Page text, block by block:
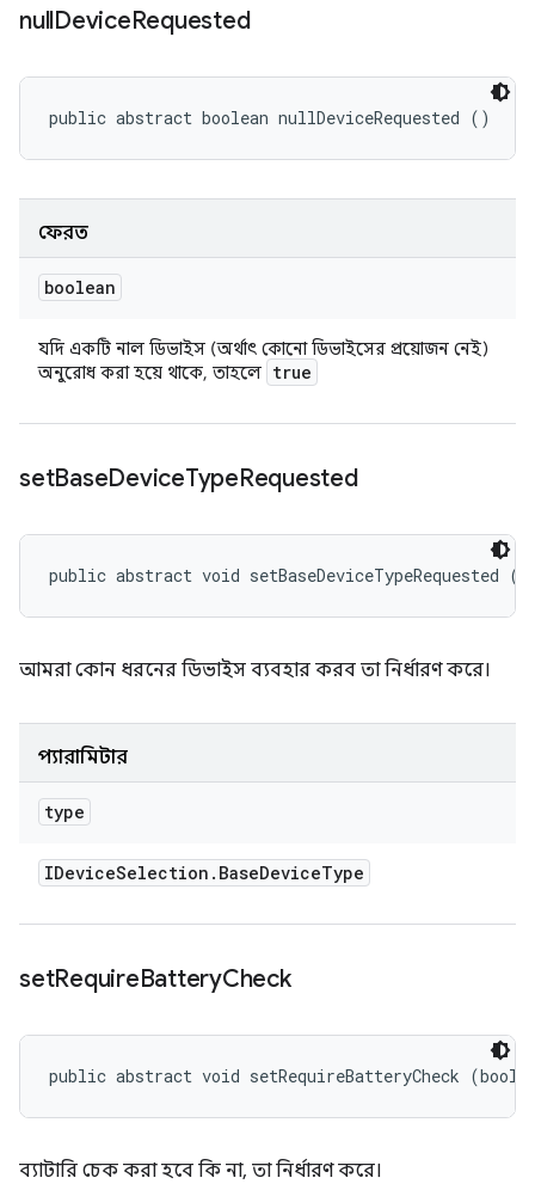
nullDeviceRequested
public abstract boolean nullDeviceRequested ()
ফেরত
boolean
যদি একটি নাল ডিভাইস (অর্থাৎ কোনো ডিভাইসের প্রয়োজন নেই)
অনুরোধ করা হয়ে থাকে, তাহলে true
setBaseDeviceTypeRequested
public abstract void setBaseDeviceTypeRequested (
আমরা কোন ধরনের ডিভাইস ব্যবহার করব তা নির্ধারণ করে।
প্যারামিটার
type
IDeviceSelection . BaseDeviceType
setRequireBatteryCheck
public abstract void setRequireBatteryCheck
ব্যাটারি চেক করা হবে কি না, তা নির্ধারণ করে।